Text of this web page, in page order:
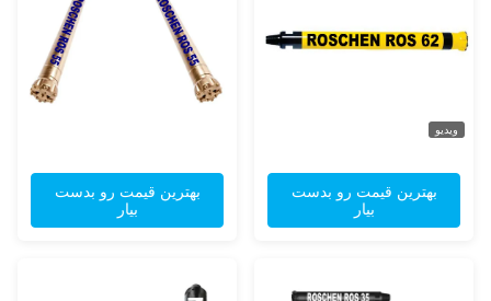
ویدیو
بهترین قیمت رو بدست
بیار
بهترین قیمت رو بدست
بیار